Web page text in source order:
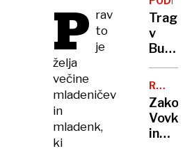
P rav
to
je
želja
večine
mladeničev
in
mladenk,
ki
v
Budvi:
Si je
dekle
padalo
odpelo
samo?
RUMENE
NOVICE
Vovk
in